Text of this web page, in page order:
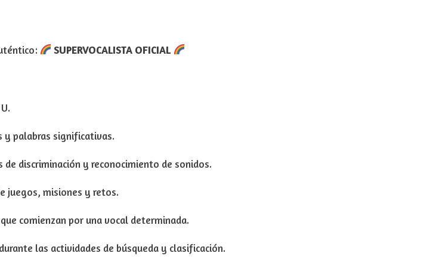
SUPERVOCALISTA OFICIAL
y palabras significativas.
discriminación y reconocimiento de sonidos.
juegos, misiones y retos.
comienzan por una vocal determinada.
las actividades de búsqueda y clasificación.